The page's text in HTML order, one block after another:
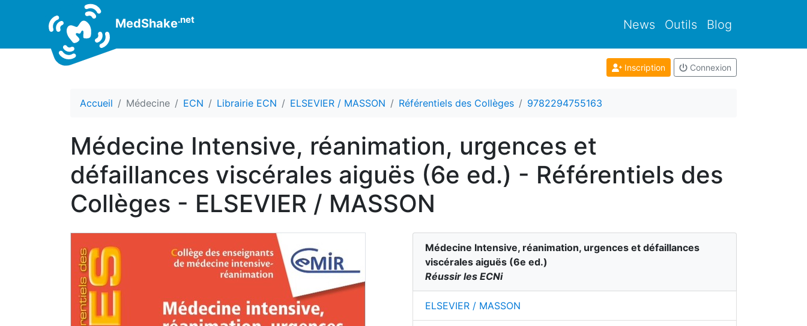
MedShake.net News Outils Blog
Inscription Connexion
Accueil Médecine ECN Librairie ECN ELSEVIER / MASSON Référentiels des Collèges 9782294755163
Médecine Intensive, réanimation, urgences et
défaillances viscérales aiguës (6e ed.) - Référentiels des
Collèges - ELSEVIER / MASSON
Médecine Intensive, réanimation, urgences et défaillances
viscérales aiguës (6e ed.)
Réussir les ECNi
ELSEVIER / MASSON